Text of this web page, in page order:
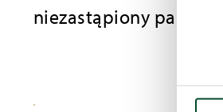
niezastąpiony pan Arek.